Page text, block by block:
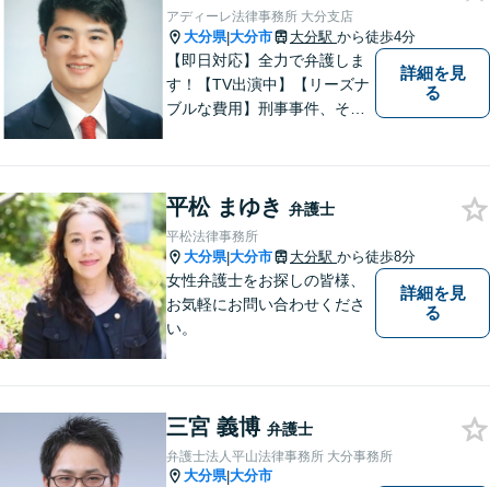
アディーレ法律事務所 大分支店
大分県|大分市 大分駅 から徒歩4分
【即日対応】全力で弁護しま
す！【TV出演中】【リーズナ
ブルな費用】刑事事件、その
分駅４分】
詳細を見
る
平松 まゆき 弁護士
平松法律事務所
大分県|大分市 大分駅 から徒歩8分
女性弁護士をお探しの皆様、
お気軽にお問い合わせくださ
い。
詳細を見
る
三宮 義博 弁護士
弁護士法人平山法律事務所 大分事務所
大分県|大分市